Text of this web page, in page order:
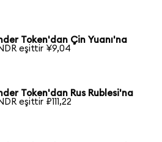
Token'dan Çin Yuanı'na
eşittir ¥9,04
Token'dan Rus Rublesi'na
eşittir ₽111,22